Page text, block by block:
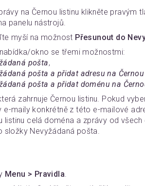
na Černou listinu klikněte pravým
panelu nástrojů.
myší na možnost Přesunout do
okno se třemi možnostmi:
pošta,
pošta a přidat adresu na
pošta a přidat doménu na
zahrnuje Černou listinu. Pokud
e-maily konkrétně z této e-mailové
listinu celá doména a zprávy od
složky Nevyžádaná pošta.
Menu > Pravidla.